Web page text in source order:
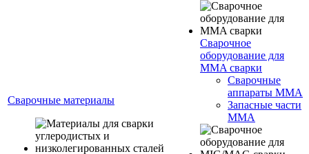
Сварочные материалы
Сварочное
оборудование для
MMA сварки
Сварочные
аппараты MMA
Запасные части
MMA